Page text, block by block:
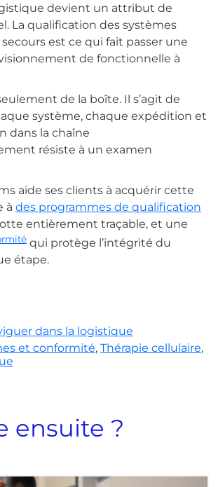
devient un attribut de
La qualification des systèmes
est ce qui fait passer une
de fonctionnelle à
de la boîte. Il s’agit de
système, chaque expédition et
dans la chaîne
résiste à un examen
aide ses clients à acquérir cette
à des programmes de qualification
entièrement traçable, et une
qui protège l’intégrité du
étape.
dans la logistique
et conformité, Thérapie cellulaire,
ensuite ?